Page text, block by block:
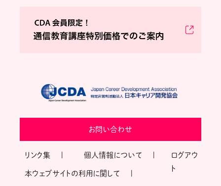
お問い合わせ
リンク集 個人情報について
本ウェブサイトの利用に関して
ログアウ
ト